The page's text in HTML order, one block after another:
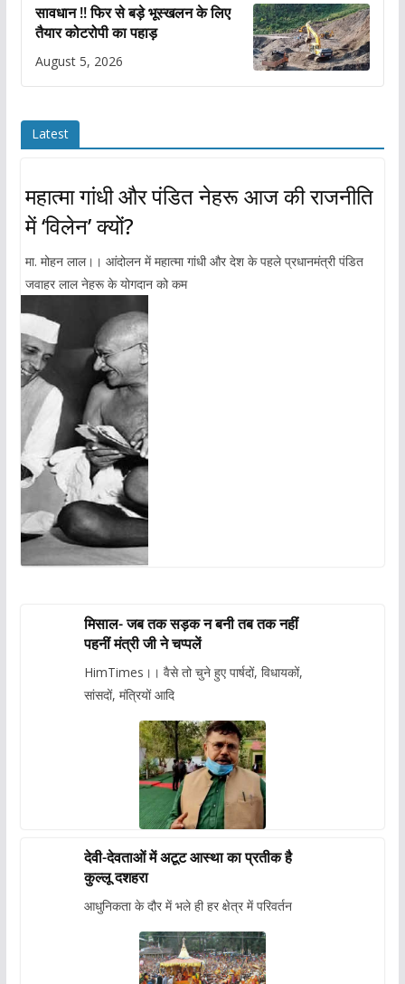
सावधान !! फिर से बड़े भूस्खलन के लिए
तैयार कोटरोपी का पहाड़
August 5, 2026
Latest
महात्मा गांधी और पंडित नेहरू आज की राजनीति
में ‘विलेन’ क्यों?
मा. मोहन लाल।। आंदोलन में महात्मा गांधी और देश के पहले प्रधानमंत्री पंडित
जवाहर लाल नेहरू के योगदान को कम
मिसाल- जब तक सड़क न बनी तब तक नहीं
पहनीं मंत्री जी ने चप्पलें
HimTimes।। वैसे तो चुने हुए पार्षदों, विधायकों,
सांसदों, मंत्रियों आदि
देवी-देवताओं में अटूट आस्था का प्रतीक है
कुल्लू दशहरा
आधुनिकता के दौर में भले ही हर क्षेत्र में परिवर्तन